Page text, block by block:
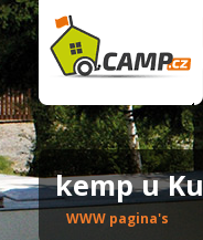
kemp u
WWW pagina's